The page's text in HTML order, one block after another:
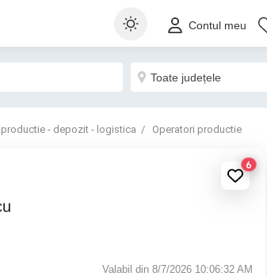
Contul meu
- depozit - logistica Operatori productie
6
Valabil din 8/7/2026 10:06:32 AM